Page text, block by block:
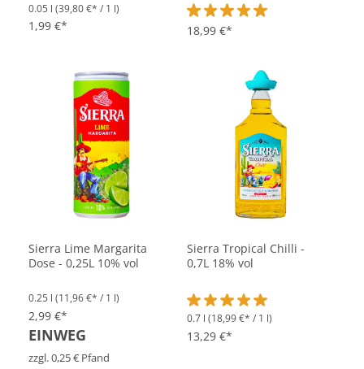
0.05 l (39,80 €* / 1 l)
1,99 €* Durchschnittliche Bewertung
18,99 €*
Sierra Lime Margarita
Dose - 0,25L 10% vol
0.25 l (11,96 €* / 1 l)
2,99 €*
EINWEG
zzgl. 0,25 € Pfand
Sierra Tropical Chilli -
0,7L 18% vol
Durchschnittliche Bewertung
0.7 l (18,99 €* / 1 l)
13,29 €*